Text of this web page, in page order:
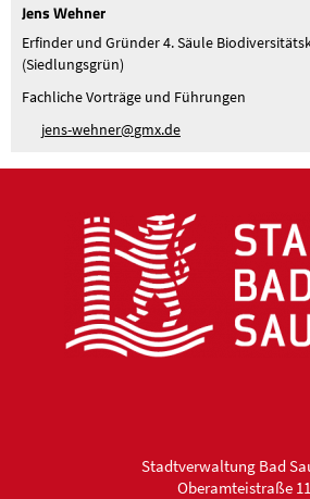
Jens Wehner
Erfinder und Gründer 4. Säule
(Siedlungsgrün)
Fachliche Vorträge und Führungen
j ns-w hn r gmxd
Stadtverwaltung Bad
Oberamteistraße 11